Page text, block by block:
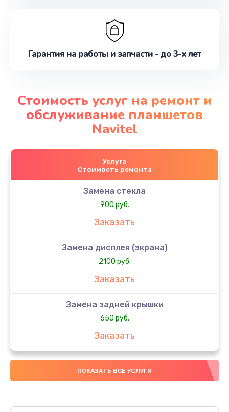
Гарантия на работы и запчасти - до 3-х лет
Стоимость услуг на ремонт и
обслуживание планшетов
Navitel
Услуга
Стоимость ремонта
Замена стекла
900 руб.
Заказать
Замена дисплея (экрана)
2100 руб.
Заказать
Замена задней крышки
650 руб.
Заказать
Замена аккумулятора
4000 руб.
ПОКАЗАТЬ ВСЕ УСЛУГИ